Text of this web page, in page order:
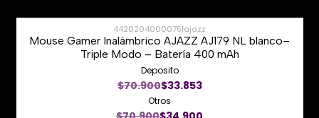
-51%
4420204000075|ajazz
Mouse Gamer Inalámbrico AJAZZ AJ179 NL blanco–
Triple Modo – Batería 400 mAh
Deposito
$70.900$33.853
Otros